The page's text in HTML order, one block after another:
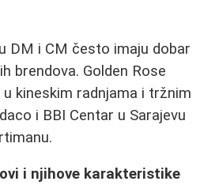
DM i CM često imaju dobar
brendova. Golden Rose
kineskim radnjama i tržnim
i BBI Centar u Sarajevu
i njihove karakteristike